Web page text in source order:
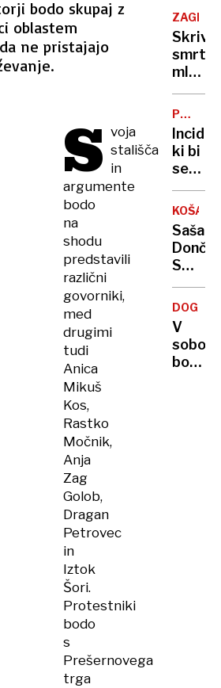
bodo skupaj z
oblastem
ne pristajajo
S voja
stališča
in
argumente
bodo
na
shodu
predstavili
različni
govorniki,
med
drugimi
tudi
Anica
Mikuš
Kos,
Rastko
Močnik,
Anja
Zag
Golob,
Dragan
Petrovec
in
Iztok
Šori.
Protestniki
bodo
s
Prešernovega
trga
za
velike
Koliko
ZAGREB
smrt
truplo,
čeprav
požara
ni
bilo
NA
PROGI
ki bi
se
lahko
končal
Progo
po
10
urah
znova
odprli
Saša
Dončić:
S
se
bomo
udarili
za
prvo
V
soboto
bo